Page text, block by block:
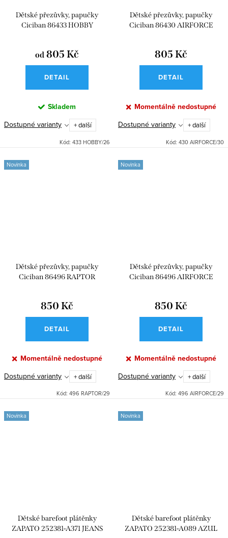
Dětské přezůvky, papučky
Ciciban 86433 HOBBY
od 805 Kč
DETAIL
Skladem
Dostupné varianty + další
Kód: 433 HOBBY/26
Dětské přezůvky, papučky
Ciciban 86430 AIRFORCE
805 Kč
DETAIL
Momentálně nedostupné
Dostupné varianty + další
Kód: 430 AIRFORCE/30
Novinka
Dětské přezůvky, papučky
Ciciban 86496 RAPTOR
850 Kč
DETAIL
Momentálně nedostupné
Dostupné varianty + další
Kód: 496 RAPTOR/29
Novinka
Dětské přezůvky, papučky
Ciciban 86496 AIRFORCE
850 Kč
DETAIL
Momentálně nedostupné
Dostupné varianty + další
Kód: 496 AIRFORCE/29
Novinka
Dětské barefoot plátěnky
ZAPATO 252381-A371 JEANS
Novinka
Dětské barefoot plátěnky
ZAPATO 252381-A089 AZUL